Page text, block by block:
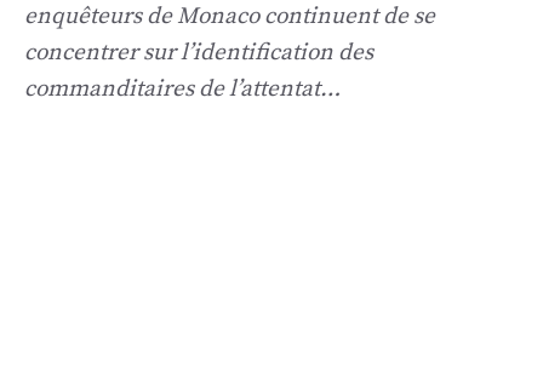
enquêteurs de Monaco continuent de se
concentrer sur l’identification des
commanditaires de l’attentat…